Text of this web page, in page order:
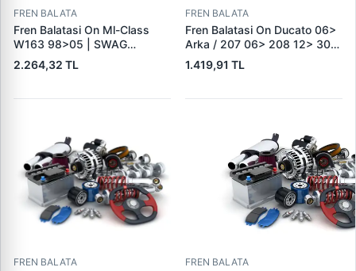
FREN BALATA
Fren Balatasi On Ml-Class
W163 98>05 | SWAG
10916410 | OEM
A1634201220
2.264,32 TL
FREN BALATA
Fren Balatasi On Ducato 06>
Arka / 207 06> 208 12> 301
12> 307 00> 1007 05> 2008
13> Partner 96> Par | FEBI
1.419,91 TL
FREN BALATA FREN BALATA